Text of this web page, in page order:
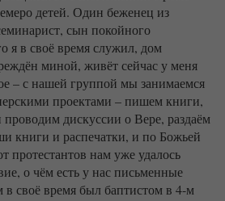
детей. Один беженец из
сын покойного
я в своё время служил, дом
миной, живёт сейчас у меня
– с нашей группой мы занимаемся
проектами – пишем книги,
проводим дискуссии о Вере, раздаём
книги и распечатки, и по Божьей
протестантов нам уже удалось
о чём есть у нас письменные
в своё время был баптистом в 4-м